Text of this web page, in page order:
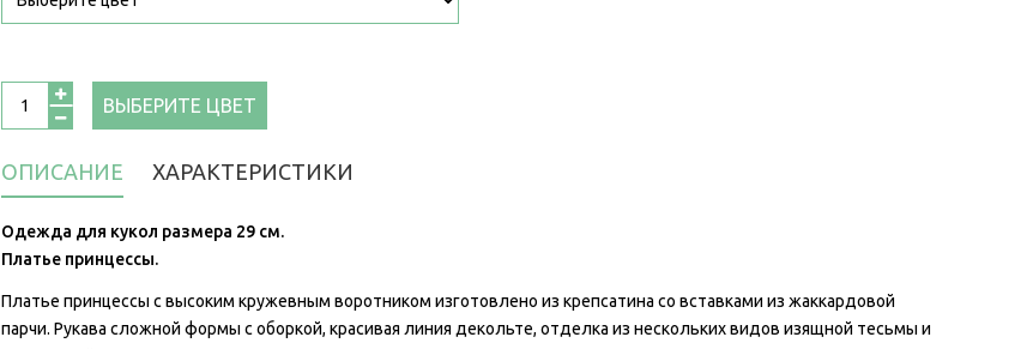
ВЫБЕРИТЕ ЦВЕТ
ОПИСАНИЕ ХАРАКТЕРИСТИКИ
Одежда для кукол размера 29 см.
Платье принцессы.
Платье принцессы с высоким кружевным воротником изготовлено из крепсатина со вставками из жаккардовой
парчи. Рукава сложной формы с оборкой, красивая линия декольте, отделка из нескольких видов изящной тесьмы и